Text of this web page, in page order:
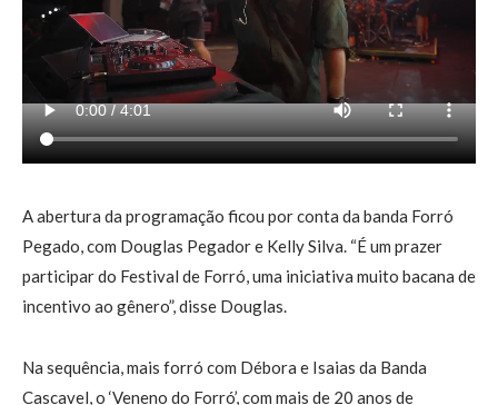
A abertura da programação ficou por conta da banda Forró
Pegado, com Douglas Pegador e Kelly Silva. “É um prazer
participar do Festival de Forró, uma iniciativa muito bacana de
incentivo ao gênero”, disse Douglas.
Na sequência, mais forró com Débora e Isaias da Banda
Cascavel, o ‘Veneno do Forró’, com mais de 20 anos de